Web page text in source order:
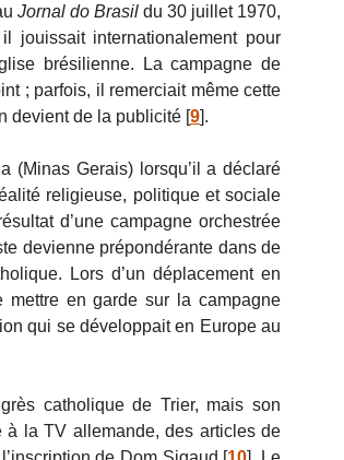
Jornal do Brasil du 30 juillet 1970,
jouissait internationalement pour
brésilienne. La campagne de
; parfois, il remerciait même cette
devient de la publicité [9].
(Minas Gerais) lorsqu’il a déclaré
religieuse, politique et sociale
d’une campagne orchestrée
devienne prépondérante dans de
Lors d’un déplacement en
en garde sur la campagne
qui se développait en Europe au
catholique de Trier, mais son
à la TV allemande, des articles de